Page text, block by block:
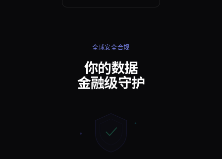
全球安全合规
你的数据
金融级守护